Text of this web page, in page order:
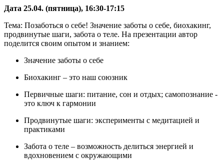
Дата 25.04. (пятница), 16:30-17:15
Тема: Позаботься о себе! Значение заботы о себе, биохакинг,
продвинутые шаги, забота о теле. На презентации автор
поделится своим опытом и знанием:
Значение заботы о себе
Биохакинг – это наш союзник
Первичные шаги: питание, сон и отдых; самопознание -
это ключ к гармонии
Продвинутые шаги: эксперименты с медитацией и
практиками
Забота о теле – возможность делиться энергией и
вдохновением с окружающими